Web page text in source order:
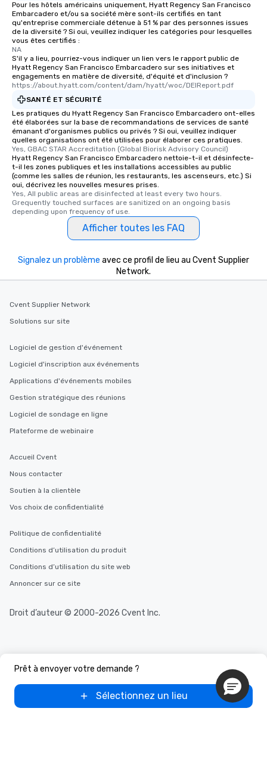
at a typical corporate
a way to try some of
in the city and dive
selected dishes are
high standards to
delight any palate. Tours Available
group experience,
key. Whether you
business hours or
after work, we can
you to provide
needs. Go for as Long or as Short as
scheduling, Lip
2.5 hours; our
incentives.
Pour les hôtels américains uniquement, Hyatt Regency San Francisco
Embarcadero et/ou sa société mère sont-ils certifiés en tant
qu'entreprise commerciale détenue à 51 % par des personnes issues
de la diversité ? Si oui, veuillez indiquer les catégories pour lesquelles
vous êtes certifiés :
NA
S'il y a lieu, pourriez-vous indiquer un lien vers le rapport public de
Hyatt Regency San Francisco Embarcadero sur ses initiatives et
engagements en matière de diversité, d'équité et d'inclusion ?
https://about.hyatt.com/content/dam/hyatt/woc/DEIReport.pdf
SANTÉ ET SÉCURITÉ
Les pratiques du Hyatt Regency San Francisco Embarcadero ont-elles
été élaborées sur la base de recommandations de services de santé
émanant d'organismes publics ou privés ? Si oui, veuillez indiquer
quelles organisations ont été utilisées pour élaborer ces pratiques.
Yes, GBAC STAR Accreditation (Global Biorisk Advisory Council)
Hyatt Regency San Francisco Embarcadero nettoie-t-il et désinfecte-
t-il les zones publiques et les installations accessibles au public
(comme les salles de réunion, les restaurants, les ascenseurs, etc.) Si
oui, décrivez les nouvelles mesures prises.
Yes, All public areas are disinfected at least every two hours.
Grequently touched surfaces are sanitized on an ongoing basis
depending upon frequency of use.
Afficher toutes les FAQ
Prêt à envoyer votre demande ?
Sélectionnez un lieu
Signalez un problème avec ce profil de lieu au Cvent Supplier
Network.
Cvent Supplier Network
Solutions sur site
Logiciel de gestion d'événement
Logiciel d'inscription aux événements
Applications d'événements mobiles
Gestion stratégique des réunions
Logiciel de sondage en ligne
Plateforme de webinaire
Accueil Cvent
Nous contacter
Soutien à la clientèle
Vos choix de confidentialité
Politique de confidentialité
Conditions d’utilisation du produit
Conditions d’utilisation du site web
Annoncer sur ce site
Droit d’auteur © 2000-2026 Cvent Inc.